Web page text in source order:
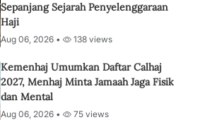
Sepanjang Sejarah Penyelenggaraan
Haji
Aug 06, 2026 • 138 views
Kemenhaj Umumkan Daftar Calhaj
2027, Menhaj Minta Jamaah Jaga Fisik
dan Mental
Aug 06, 2026 • 75 views